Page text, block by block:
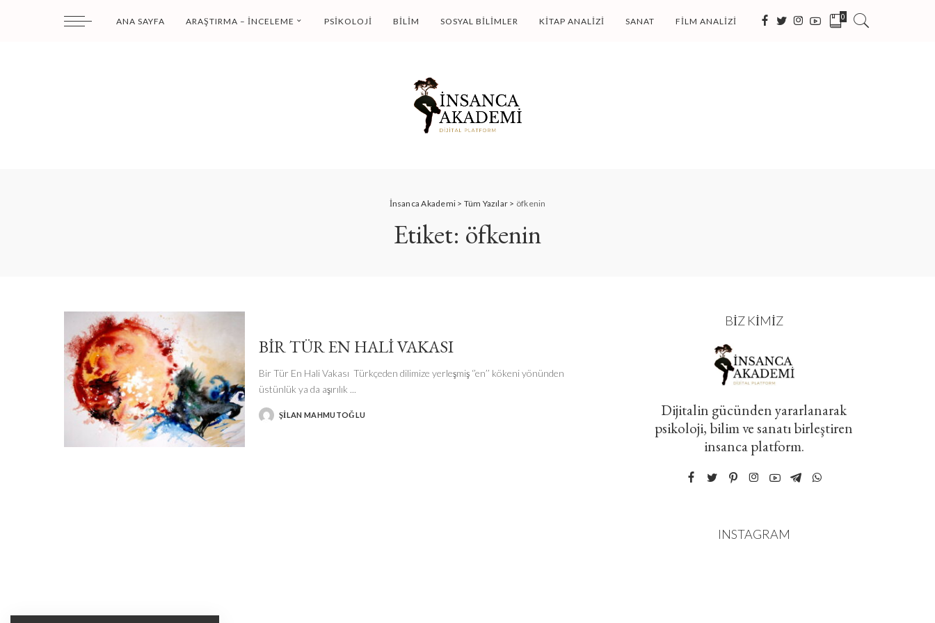
ANA SAYFA ARAŞTIRMA – İNCELEME PSIKOLOJI BILIM SOSYAL BILIMLER KITAP ANALIZI SANAT FILM ANALIZI 0
İnsanca Akademi> Tüm Yazılar > öfkenin
Etiket: öfkenin
BIR TÜR EN HALI VAKASI
Bir Tür En Hali Vakası Türkçeden dilimize yerleşmiş ‘’en’’ kökeni yönünden
üstünlük ya da aşırılık ...
POSTEDŞILAN MAHMUTOĞLU
BIZ KIMIZ
Dijitalin gücünden yararlanarak
psikoloji, bilim ve sanatı birleştiren
insanca platform.
INSTAGRAM